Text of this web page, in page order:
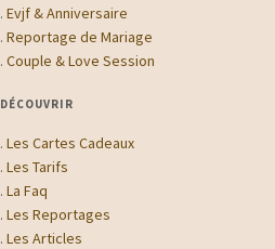
.Evjf & Anniversaire
.Reportage de Mariage
.Couple & Love Session
DÉCOUVRIR
.Les Cartes Cadeaux
.Les Tarifs
.La Faq
.Les Reportages
.Les Articles